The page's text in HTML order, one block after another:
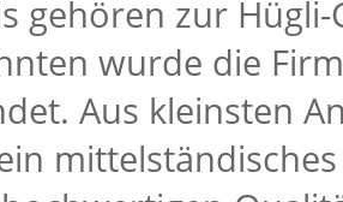
gehören zur
wurde die
Aus kleinsten